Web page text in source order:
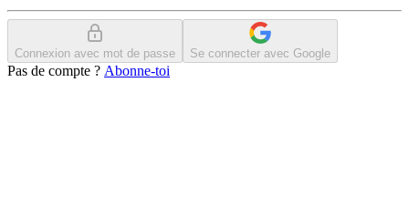
Connexion avec mot de passe Se connecter avec Google
Pas de compte ? Abonne-toi